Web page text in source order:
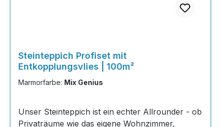
Steinteppich Profiset mit
Entkopplungsvlies | 100m²
Marmorfarbe: Mix Genius
Unser Steinteppich ist ein echter Allrounder - ob
Privaträume wie das eigene Wohnzimmer,